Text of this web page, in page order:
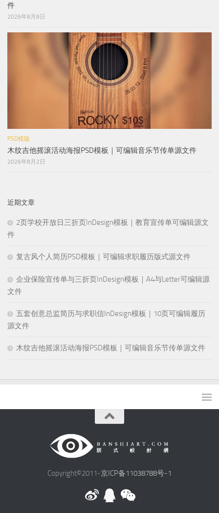
件
2026年8月8日
PSD模版
木纹吉他摇滚活动海报PSD模板｜可编辑音乐节传单源文件
2026年8月2日
近期文章
2页学校开放日三折页InDesign模板｜教育宣传单可编辑源文
件
复古风个人简历PSD模板｜可编辑求职履历版式源文件
企业保险宣传单与三折页InDesign模板｜A4与Letter可编辑源
文件
五套创意总监简历与求职信InDesign模板｜10页可编辑履历
源文件
木纹吉他摇滚活动海报PSD模板｜可编辑音乐节传单源文件
Copyright©2011-京ICP备11038788号-1